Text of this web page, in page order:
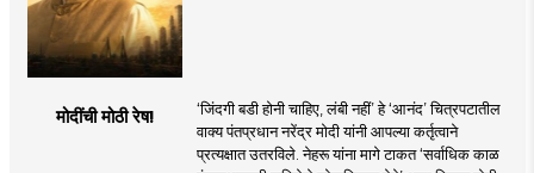
मोदींची मोठी रेष!
‘जिंदगी बडी होनी चाहिए, लंबी नहीं’ हे ‘आनंद’ चित्रपटातील
वाक्य पंतप्रधान नरेंद्र मोदी यांनी आपल्या कर्तृत्वाने
प्रत्यक्षात उतरविले. नेहरू यांना मागे टाकत ‘सर्वाधिक काळ